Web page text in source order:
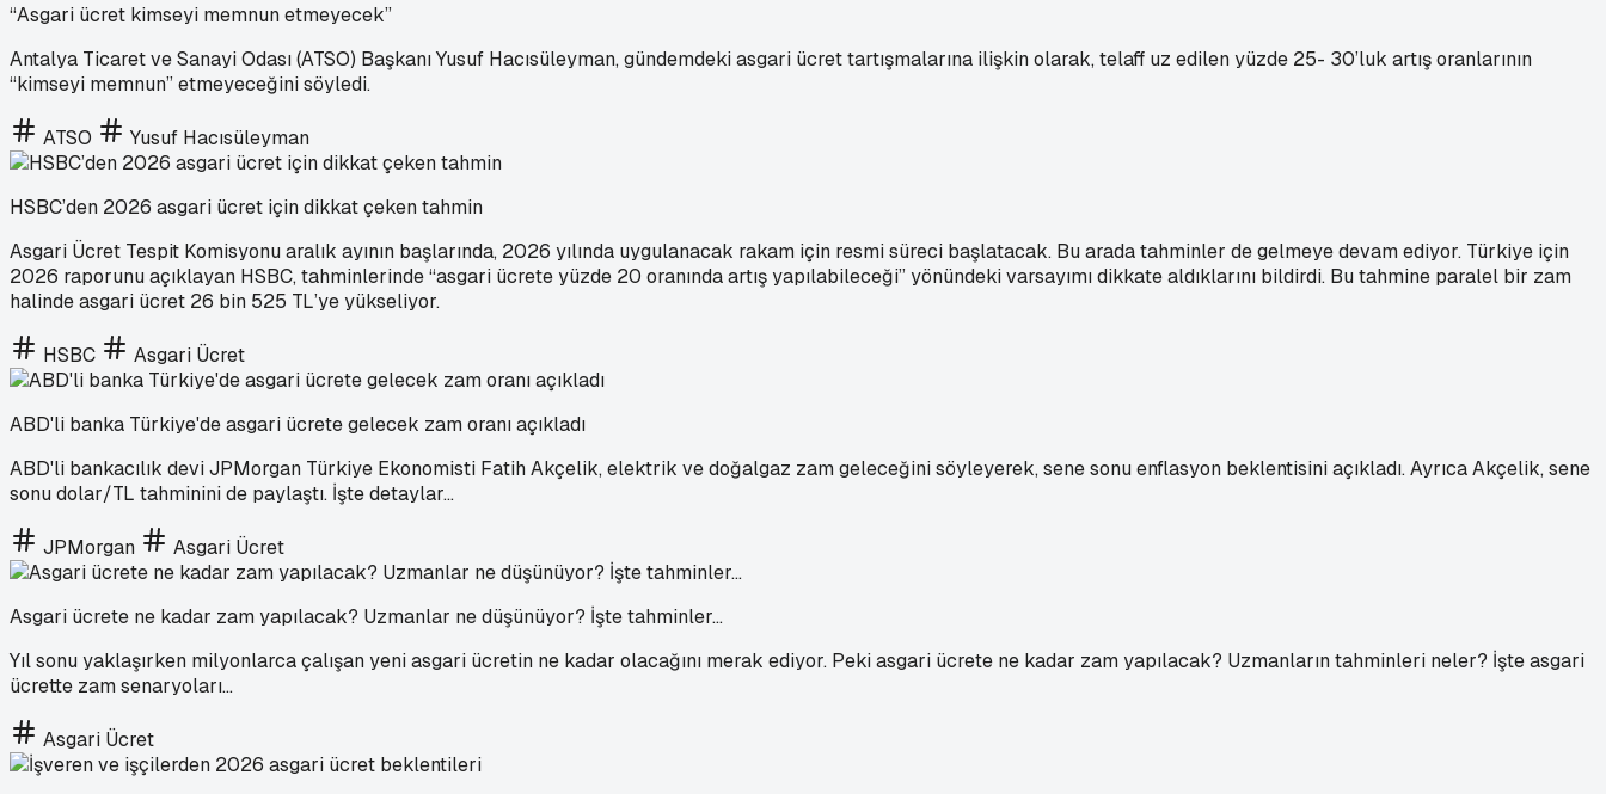
“Asgari ücret kimseyi memnun etmeyecek”
Antalya Ticaret ve Sanayi Odası (ATSO) Başkanı Yusuf Hacısüleyman, gündemdeki asgari ücret tartışmalarına ilişkin olarak, telaff uz edilen yüzde 25- 30’luk artış oranlarının
“kimseyi memnun” etmeyeceğini söyledi.
ATSO Yusuf Hacısüleyman
HSBC’den 2026 asgari ücret için dikkat çeken tahmin
Asgari Ücret Tespit Komisyonu aralık ayının başlarında, 2026 yılında uygulanacak rakam için resmi süreci başlatacak. Bu arada tahminler de gelmeye devam ediyor. Türkiye için
2026 raporunu açıklayan HSBC, tahminlerinde “asgari ücrete yüzde 20 oranında artış yapılabileceği” yönündeki varsayımı dikkate aldıklarını bildirdi. Bu tahmine paralel bir zam
halinde asgari ücret 26 bin 525 TL’ye yükseliyor.
HSBC Asgari Ücret
ABD'li banka Türkiye'de asgari ücrete gelecek zam oranı açıkladı
ABD'li bankacılık devi JPMorgan Türkiye Ekonomisti Fatih Akçelik, elektrik ve doğalgaz zam geleceğini söyleyerek, sene sonu enflasyon beklentisini açıkladı. Ayrıca Akçelik, sene
sonu dolar/TL tahminini de paylaştı. İşte detaylar...
JPMorgan Asgari Ücret
Asgari ücrete ne kadar zam yapılacak? Uzmanlar ne düşünüyor? İşte tahminler...
Yıl sonu yaklaşırken milyonlarca çalışan yeni asgari ücretin ne kadar olacağını merak ediyor. Peki asgari ücrete ne kadar zam yapılacak? Uzmanların tahminleri neler? İşte asgari
ücrette zam senaryoları...
Asgari Ücret